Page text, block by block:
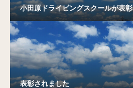
小田原ドライビングスクールが表彰
表彰されました